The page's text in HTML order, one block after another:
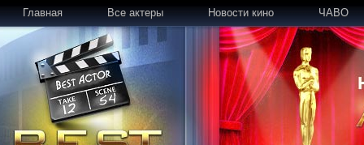
Главная Все актеры Новости кино ЧАВО